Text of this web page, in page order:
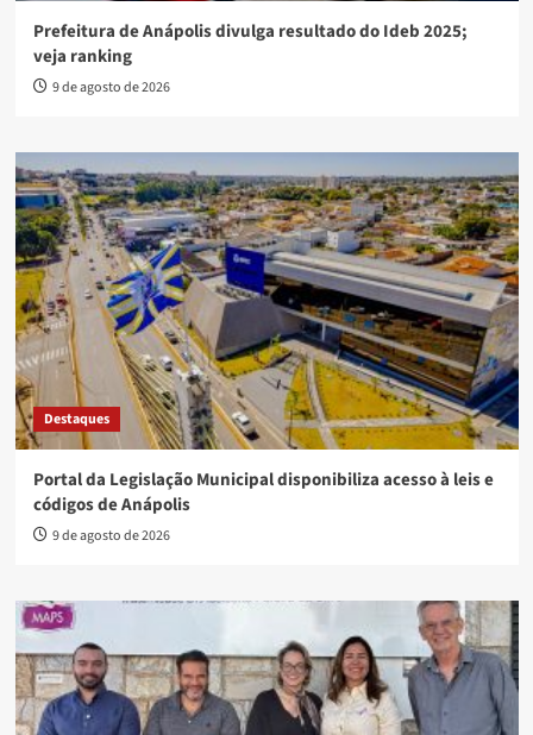
Prefeitura de Anápolis divulga resultado do Ideb 2025;
veja ranking
9 de agosto de 2026
Destaques
Portal da Legislação Municipal disponibiliza acesso à leis e
códigos de Anápolis
9 de agosto de 2026